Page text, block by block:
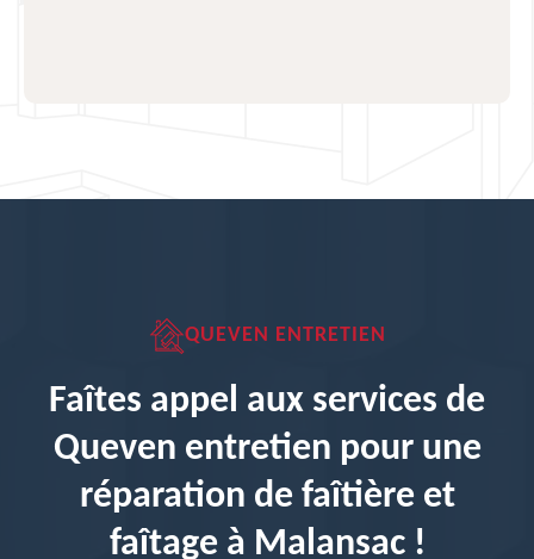
QUEVEN ENTRETIEN
Faîtes appel aux services de
Queven entretien pour une
réparation de faîtière et
faîtage à Malansac !